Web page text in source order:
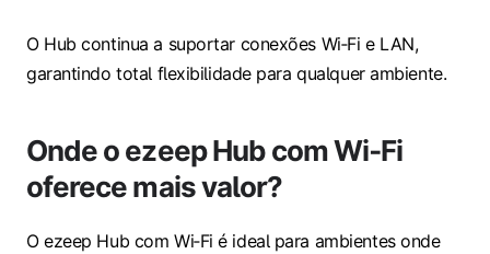
O Hub continua a suportar conexões Wi‑Fi e LAN,
garantindo total flexibilidade para qualquer ambiente.
Onde o ezeep Hub com Wi‑Fi
oferece mais valor?
O ezeep Hub com Wi‑Fi é ideal para ambientes onde